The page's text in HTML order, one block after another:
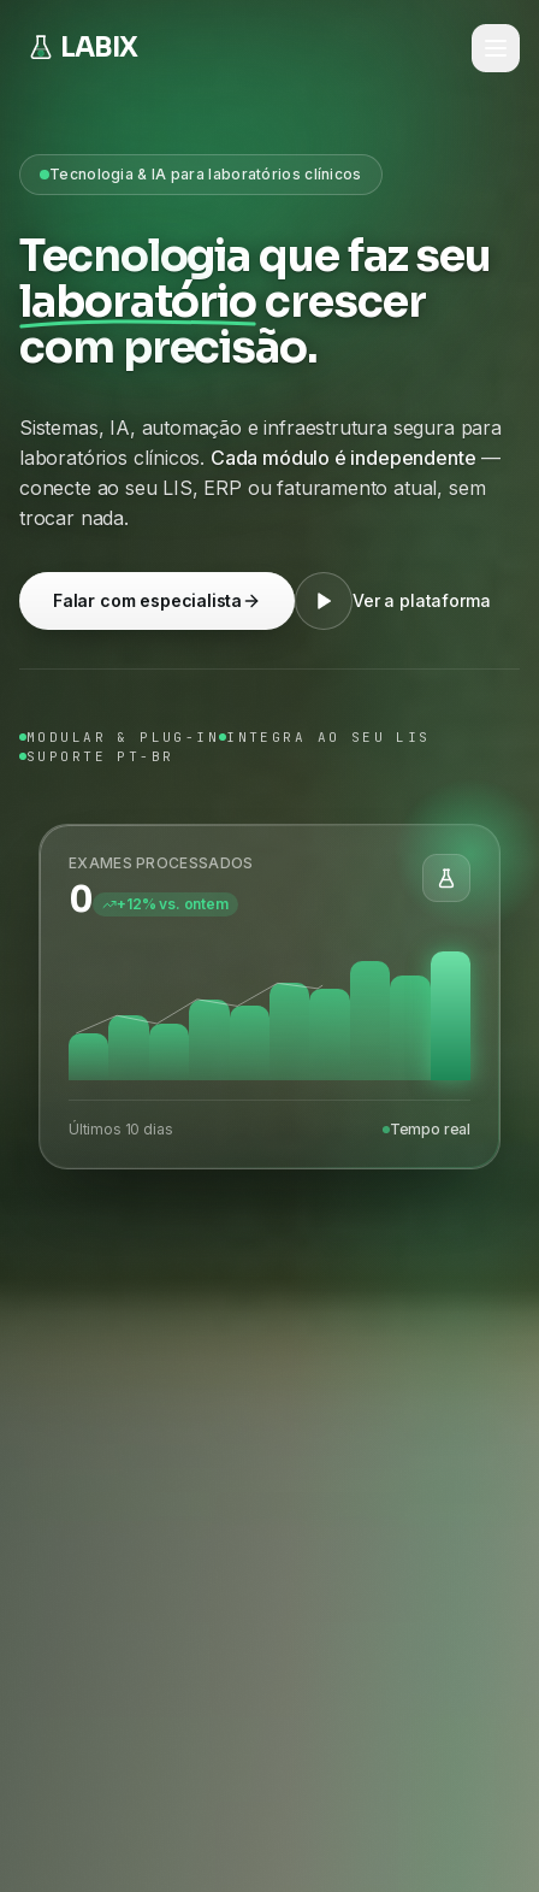
LABIX
Tecnologia & IA para laboratórios clínicos
Tecnologia que faz seu
laboratóriocrescer
com precisão.
Sistemas, IA, automação e infraestrutura segura para
laboratórios clínicos. Cada módulo é independente —
conecte ao seu LIS, ERP ou faturamento atual, sem
trocar nada.
Falar com especialista Ver a plataforma
MODULAR & PLUG-IN INTEGRA AO SEU LIS
SUPORTE PT-BR
EXAMES PROCESSADOS
0 +12% vs. ontem
Últimos 10 dias Tempo real